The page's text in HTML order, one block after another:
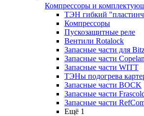
Компрессоры и
ТЭН гибкий
Компрессоры
Пускозащитные реле
Вентили Rotalock
Запасные части для
Запасные части
Запасные части WITT
ТЭНы подогрева
Запасные части BOCK
Запасные части
Запасные части
Ещё 1